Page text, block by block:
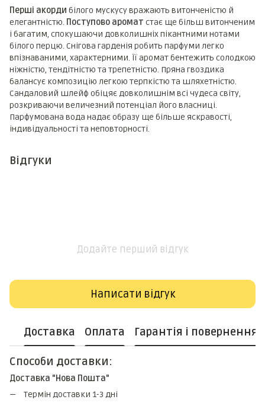
Перші акорди білого мускусу вражають витонченістю й
елегантністю. Поступово аромат стає ще більш витонченим
і багатим, спокушаючи довколишніх пікантними нотами
білого перцю. Снігова гарденія робить парфуми легко
впізнаваними, характерними. Її аромат бентежить солодкою
ніжністю, тендітністю та трепетністю. Пряна гвоздика
балансує композицію легкою терпкістю та шляхетністю.
Сандаловий шлейф обіцяє довколишнім всі чудеса світу,
розкриваючи величезний потенціал його власниці.
Парфумована вода надає образу ще більше яскравості,
індивідуальності та неповторності.
Відгуки
Додайте перший відгук
Написати відгук
Доставка Оплата Гарантія і повернення
Способи доставки:
Доставка "Нова Пошта"
Термін доставки 1-3 дні